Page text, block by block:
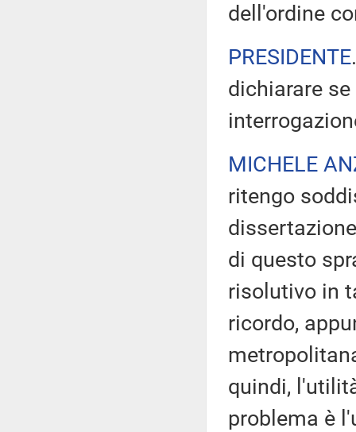
dell'ordine
PRESIDENTE
dichiarare
MICHELE
ritengo
di questo
risolutivo in
ricordo,
quindi,
problema è